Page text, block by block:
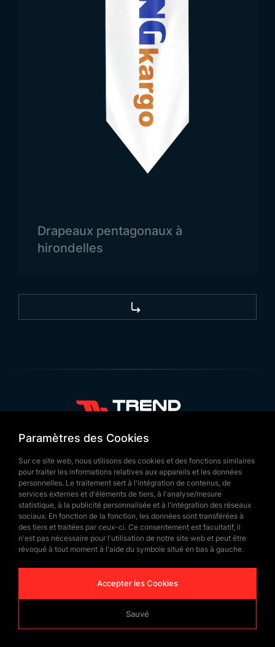
Drapeaux pentagonaux à
hirondelles
+90 532 646 60 58
+90 532 577 60 57
bilgi@trendbayrak.com
Uğur Mumcu Mah. Eski Edirne Asfaltı
Cad. No : 554-556 İç Kapı NO: 1
SULTANGAZİ /İSTANBUL
Paramètres des Cookies
Sur ce site web, nous utilisons des cookies et des fonctions similaires
pour traiter les informations relatives aux appareils et les données
personnelles. Le traitement sert à l'intégration de contenus, de
services externes et d'éléments de tiers, à l'analyse/mesure
statistique, à la publicité personnalisée et à l'intégration des réseaux
sociaux. En fonction de la fonction, les données sont transférées à
des tiers et traitées par ceux-ci. Ce consentement est facultatif, il
n'est pas nécessaire pour l'utilisation de notre site web et peut être
révoqué à tout moment à l'aide du symbole situé en bas à gauche.
Accepter les Cookies
Sauvé